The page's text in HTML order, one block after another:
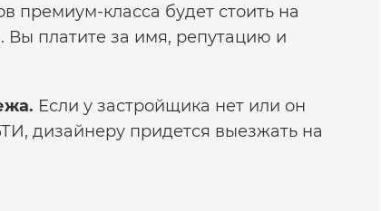
премиум-класса будет стоить на
платите за имя, репутацию и
Если у застройщика нет или он
дизайнеру придется выезжать на